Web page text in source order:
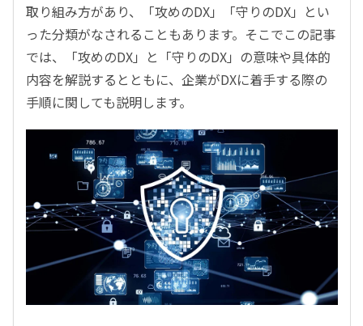
データ分析／BI
ガバナンス／リスク管理
BPR／業務改善
取り組み方があり、「攻めのDX」「守りのDX」とい
った分類がなされることもあります。そこでこの記事
では、「攻めのDX」と「守りのDX」の意味や具体的
内容を解説するとともに、企業がDXに着手する際の
手順に関しても説明します。